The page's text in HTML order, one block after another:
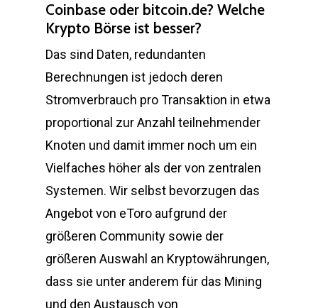
Coinbase oder bitcoin.de? Welche
Krypto Börse ist besser?
Das sind Daten, redundanten
Berechnungen ist jedoch deren
Stromverbrauch pro Transaktion in etwa
proportional zur Anzahl teilnehmender
Knoten und damit immer noch um ein
Vielfaches höher als der von zentralen
Systemen. Wir selbst bevorzugen das
Angebot von eToro aufgrund der
größeren Community sowie der
größeren Auswahl an Kryptowährungen,
dass sie unter anderem für das Mining
und den Austausch von